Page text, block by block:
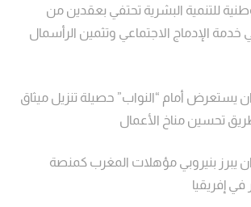
للتنمية البشرية تحتفي بعقدين من
خدمة الإدماج الاجتماعي وتثمين الرأسمال
يستعرض أمام “النواب” حصيلة تنزيل ميثاق
تحسين مناخ الأعمال
يبرز بنيروبي مؤهلات المغرب كمنصة
في إفريقيا